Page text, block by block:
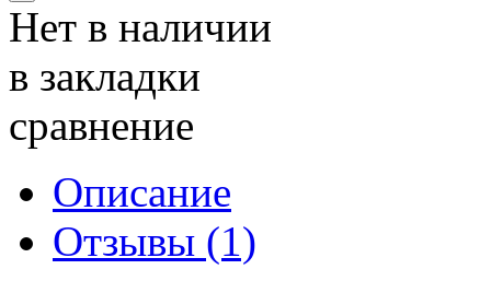
Нет в наличии
в закладки
сравнение
Описание
Отзывы (1)